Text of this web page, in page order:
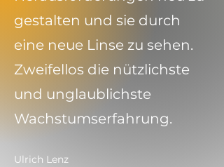
gestalten und sie durch
eine neue Linse zu sehen.
Zweifellos die nützlichste
und unglaublichste
Wachstumserfahrung.
Ulrich Lenz